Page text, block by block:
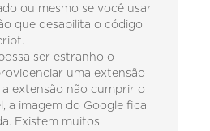
ou mesmo se você usar
que desabilita o código
ser estranho o
uma extensão
a extensão não cumprir o
a imagem do Google fica
Existem muitos